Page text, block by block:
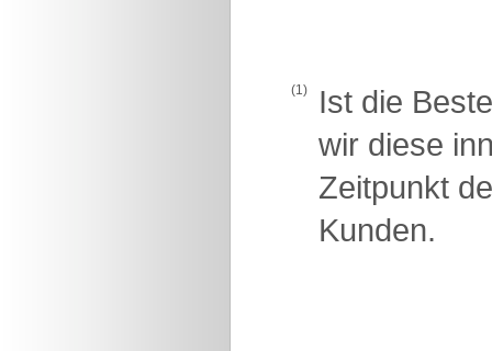
(1)
Ist die
wir diese
Zeitpunkt
Kunden.